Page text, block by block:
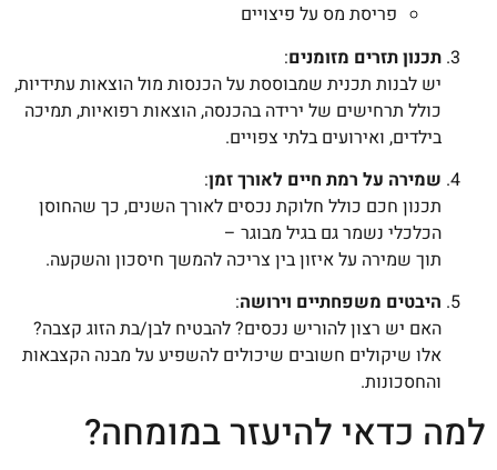
פריסת מס על פיצויים
תכנון תזרים מזומנים:
יש לבנות תכנית שמבוססת על הכנסות מול הוצאות עתידיות,
כולל תרחישים של ירידה בהכנסה, הוצאות רפואיות, תמיכה
בילדים, ואירועים בלתי צפויים.
שמירה על רמת חיים לאורך זמן:
תכנון חכם כולל חלוקת נכסים לאורך השנים, כך שהחוסן
הכלכלי נשמר גם בגיל מבוגר –
תוך שמירה על איזון בין צריכה להמשך חיסכון והשקעה.
היבטים משפחתיים וירושה:
האם יש רצון להוריש נכסים? להבטיח לבן/בת הזוג קצבה?
אלו שיקולים חשובים שיכולים להשפיע על מבנה הקצבאות
והחסכונות.
למה כדאי להיעזר במומחה?